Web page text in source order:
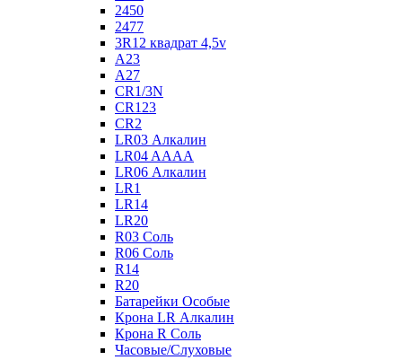
2450
2477
3R12 квадрат 4,5v
A23
A27
CR1/3N
CR123
CR2
LR03 Алкалин
LR04 AAAA
LR06 Алкалин
LR1
LR14
LR20
R03 Соль
R06 Соль
R14
R20
Батарейки Особые
Крона LR Алкалин
Крона R Соль
Часовые/Слуховые